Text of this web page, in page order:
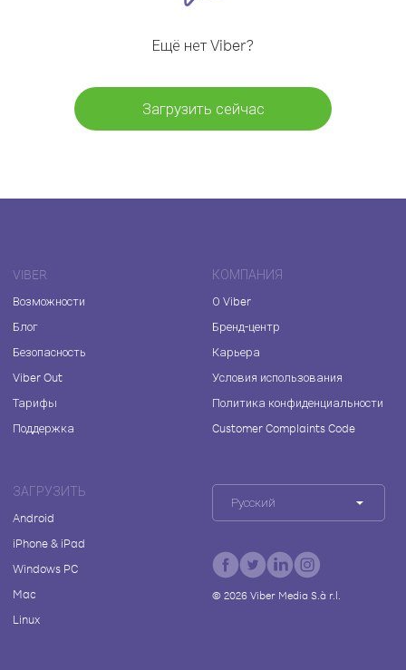
Ещё нет Viber?
Загрузить сейчас
VIBER
Возможности
Блог
Безопасность
Viber Out
Тарифы
Поддержка
КОМПАНИЯ
О Viber
Бренд-центр
Карьера
Условия использования
Политика конфиденциальности
Customer Complaints Code
ЗАГРУЗИТЬ
Android
iPhone & iPad
Windows PC
Mac
Linux
Русский
© 2026Viber Media S.à r.l.